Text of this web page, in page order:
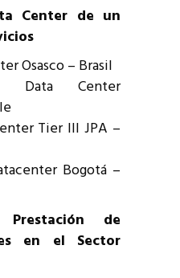
Center de un
Osasco – Brasil
Center
Tier III JPA –
Bogotá –
de
en el Sector